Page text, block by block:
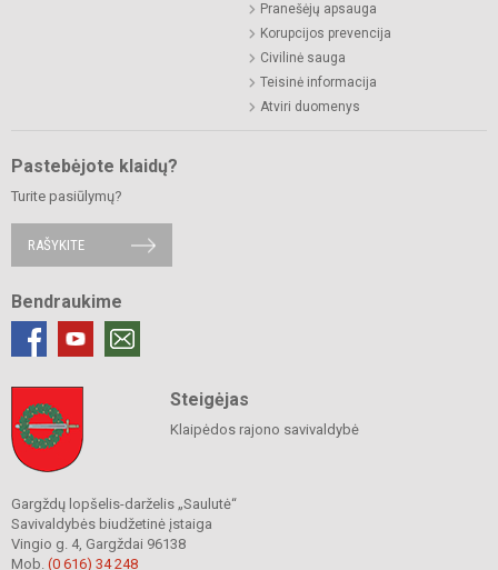
Pranešėjų apsauga
Korupcijos prevencija
Civilinė sauga
Teisinė informacija
Atviri duomenys
Pastebėjote klaidų?
Turite pasiūlymų?
RAŠYKITE
Bendraukime
Steigėjas
Klaipėdos rajono savivaldybė
Gargždų lopšelis-darželis „Saulutė“
Savivaldybės biudžetinė įstaiga
Vingio g. 4, Gargždai 96138
Mob. (0 616) 34 248